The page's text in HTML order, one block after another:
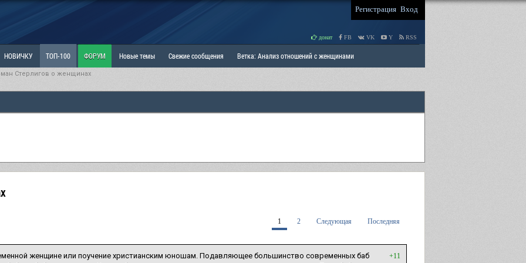
Регистрация Вход
донат FB VK Y RSS
НОВИЧКУ ТОП-100 ФОРУМ Новые темы Свежие сообщения Ветка: Анализ отношений с женщинами
Наболевшее. Выскажись!
Стерлигов о женщинах
1 2 Следующая Последняя
+11
женщине или поучение христианским юношам. Подавляющее большинство современных баб